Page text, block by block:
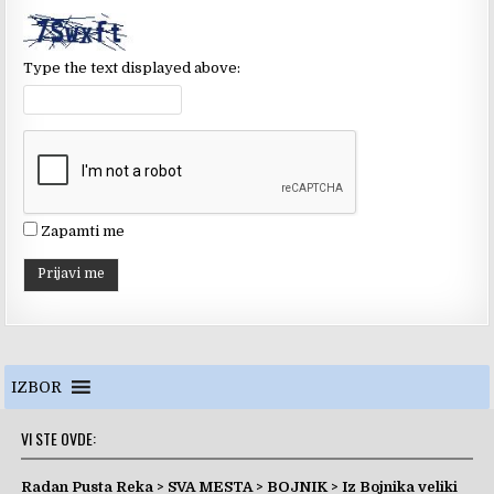
n
n
Type the text displayed above:
Zapamti me
IZBOR
VI STE OVDE:
Radan Pusta Reka > SVA MESTA > BOJNIK >Iz Bojnika veliki